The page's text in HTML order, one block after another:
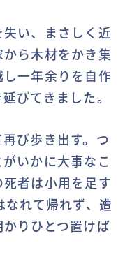
い、まさしく近
ら木材をかき集
一年余りを自作
びてきました。
び歩き出す。つ
いかに大事なこ
者は小用を足す
れて帰れず、遭
りひとつ置けば